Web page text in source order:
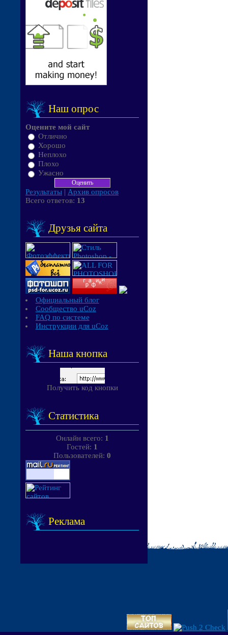
Наш опрос
Оцените мой сайт
Отлично
Хорошо
Неплохо
Плохо
Ужасно
Результаты | Архив опросов
Всего ответов: 13
Друзья сайта
Официальный блог
Сообщество uCoz
FAQ по системе
Инструкции для uCoz
Наша кнопка
Получить код кнопки
Статистика
Онлайн всего: 1
Гостей: 1
Пользователей: 0
Реклама